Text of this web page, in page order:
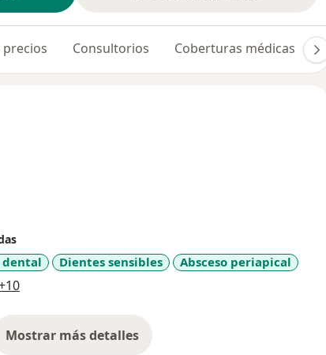
precios Consultorios Coberturas médicas
Dientes sensibles
Absceso periapical
a11y_sr_more_diseases
Mostrar más detalles
sobre la experiencia